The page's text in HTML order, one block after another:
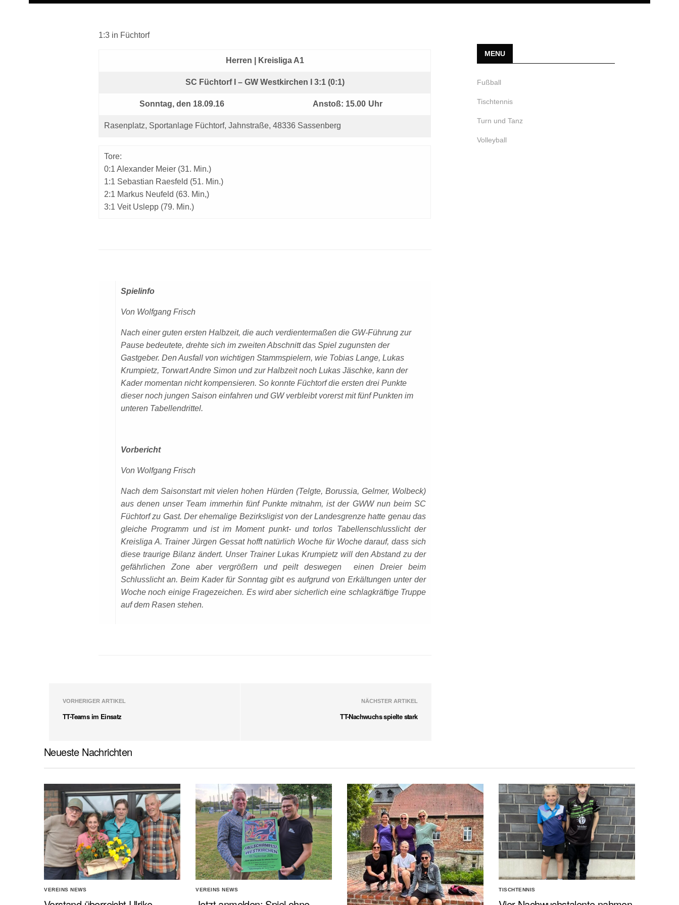
1:3 in Füchtorf
Herren | Kreisliga A1
SC Füchtorf I – GW Westkirchen I 3:1 (0:1)
Sonntag, den 18.09.16 Anstoß: 15.00 Uhr
Rasenplatz, Sportanlage Füchtorf, Jahnstraße, 48336 Sassenberg
Tore:
0:1 Alexander Meier (31. Min.)
1:1 Sebastian Raesfeld (51. Min.)
2:1 Markus Neufeld (63. Min,)
3:1 Veit Uslepp (79. Min.)
Spielinfo
Von Wolfgang Frisch
Nach einer guten ersten Halbzeit, die auch verdientermaßen die GW-Führung zur
Pause bedeutete, drehte sich im zweiten Abschnitt das Spiel zugunsten der
Gastgeber. Den Ausfall von wichtigen Stammspielern, wie Tobias Lange, Lukas
Krumpietz, Torwart Andre Simon und zur Halbzeit noch Lukas Jäschke, kann der
Kader momentan nicht kompensieren. So konnte Füchtorf die ersten drei Punkte
dieser noch jungen Saison einfahren und GW verbleibt vorerst mit fünf Punkten im
unteren Tabellendrittel.
Vorbericht
Von Wolfgang Frisch
Nach demSaisonstart mit vielen hohen Hürden(Telgte, Borussia, Gelmer, Wolbeck)
aus denen unser Team immerhin fünf Punkte mitnahm, ist der GWW nun beim SC
Füchtorf zu Gast. Der ehemalige Bezirksligist von der Landesgrenze hatte genau das
gleiche Programm und ist im Moment punkt- und torlos Tabellenschlusslicht der
Kreisliga A. Trainer Jürgen Gessat hofft natürlich Woche für Woche darauf, dass sich
diese traurige Bilanz ändert. Unser Trainer Lukas Krumpietz will den Abstand zu der
gefährlichen Zone aber vergrößern und peilt deswegen einen Dreier beim
Schlusslicht an. Beim Kader für Sonntag gibt es aufgrund von Erkältungen unter der
Woche noch einige Fragezeichen. Es wird aber sicherlich eine schlagkräftige Truppe
auf dem Rasen stehen.
VORHERIGER ARTIKEL
TT-Teams im Einsatz
NÄCHSTER ARTIKEL
TT-Nachwuchs spielte stark
MENU
Fußball
Tischtennis
Turn und Tanz
Volleyball
Neueste Nachrichten
VEREINS NEWS VEREINS NEWS TISCHTENNIS